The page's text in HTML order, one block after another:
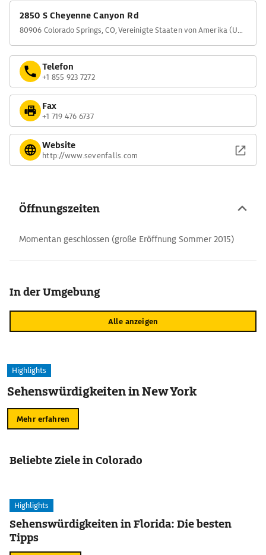
2850 S Cheyenne Canyon Rd
80906 Colorado Springs, CO, Vereinigte Staaten von Amerika (USA)
Telefon
+1 855 923 7272
Fax
+1 719 476 6737
Website
http://www.sevenfalls.com
Öffnungszeiten
Momentan geschlossen (große Eröffnung Sommer 2015)
In der Umgebung
Alle anzeigen
Highlights
Sehenswürdigkeiten in New York
Mehr erfahren
Beliebte Ziele in Colorado
Highlights
Sehenswürdigkeiten in Florida: Die besten
Tipps